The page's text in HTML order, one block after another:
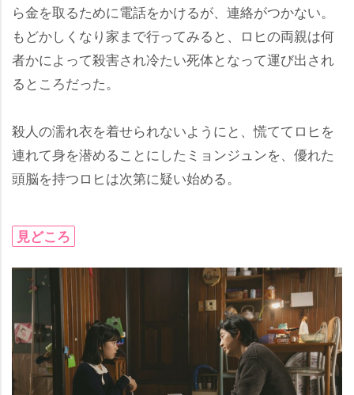
ら金を取るために電話をかけるが、連絡がつかない。
もどかしくなり家まで行ってみると、ロヒの両親は何
者かによって殺害され冷たい死体となって運び出され
るところだった。
殺人の濡れ衣を着せられないようにと、慌ててロヒを
連れて身を潜めることにしたミョンジュンを、優れた
頭脳を持つロヒは次第に疑い始める。
見どころ